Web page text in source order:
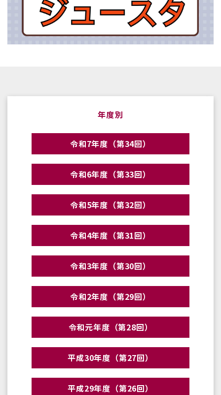
年度別
令和7年度（第34回）
令和6年度（第33回）
令和5年度（第32回）
令和4年度（第31回）
令和3年度（第30回）
令和2年度（第29回）
令和元年度（第28回）
平成30年度（第27回）
平成29年度（第26回）